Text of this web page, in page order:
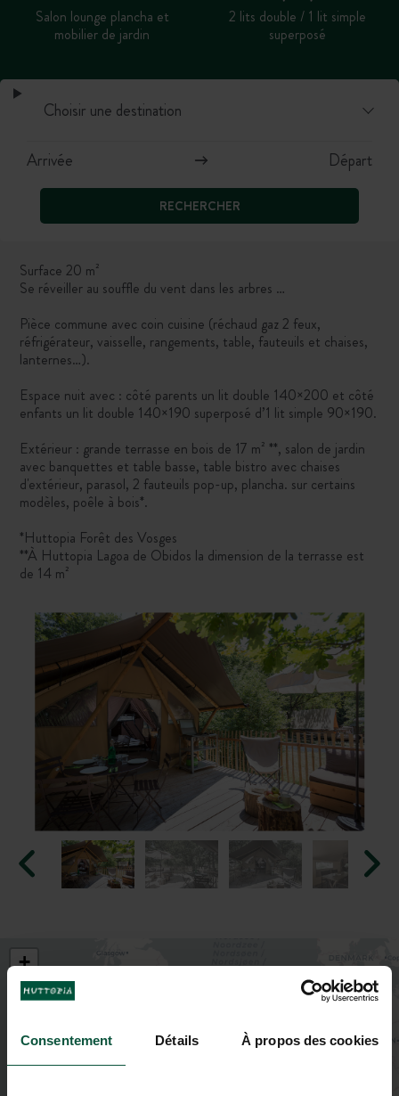
Consentement Détails À propos des cookies
Salon lounge plancha et
mobilier de jardin
2 lits double / 1 lit simple
superposé
RECHERCHER
Surface 20 m²
Se réveiller au souffle du vent dans les arbres …
Pièce commune avec coin cuisine (réchaud gaz 2 feux,
réfrigérateur, vaisselle, rangements, table, fauteuils et chaises,
lanternes…).
Espace nuit avec : côté parents un lit double 140×200 et côté
enfants un lit double 140×190 superposé d’1 lit simple 90×190.
Extérieur : grande terrasse en bois de 17 m² **, salon de jardin
avec banquettes et table basse, table bistro avec chaises
d'extérieur, parasol, 2 fauteuils pop-up, plancha. sur certains
modèles, poêle à bois*.
*Huttopia Forêt des Vosges
**À Huttopia Lagoa de Obidos la dimension de la terrasse est
de 14 m²
+
−